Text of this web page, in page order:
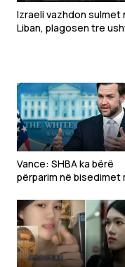
Izraeli vazhdon sulmet
Liban, plagosen tre
Vance: SHBA ka bërë
përparim në bisedimet